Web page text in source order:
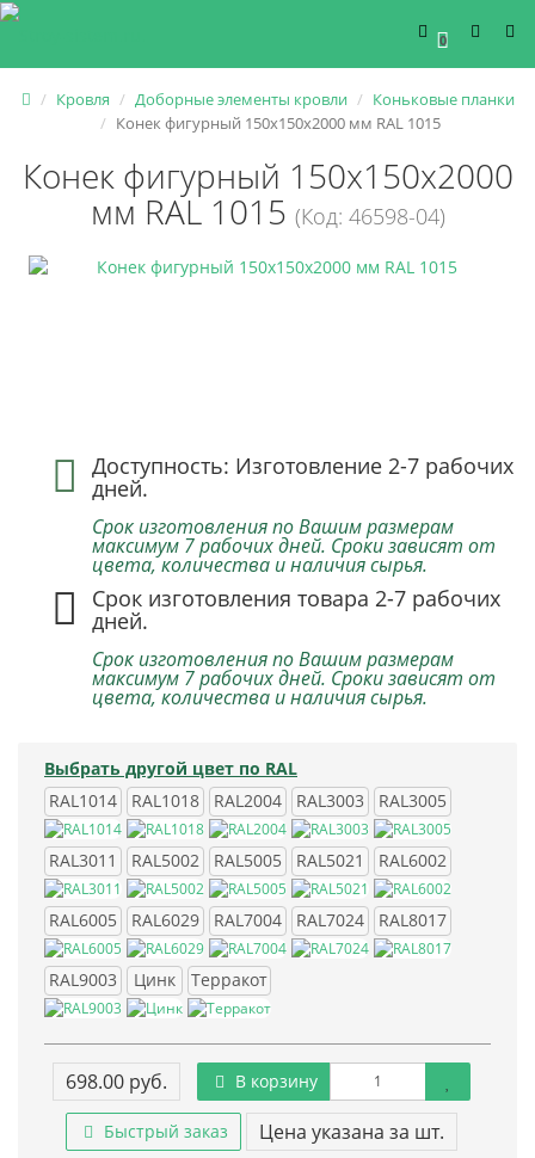
0
Кровля Доборные элементы кровли
Коньковые планки
Конек фигурный 150х150х2000 мм RAL 1015
Конек фигурный 150х150х2000
мм RAL 1015 (Код: 46598-04)
Доступность: Изготовление 2-7 рабочих
дней.
Срок изготовления по Вашим размерам
максимум 7 рабочих дней. Сроки зависят от
цвета, количества и наличия сырья.
Срок изготовления товара 2-7 рабочих
дней.
Срок изготовления по Вашим размерам
максимум 7 рабочих дней. Сроки зависят от
цвета, количества и наличия сырья.
Выбрать другой цвет по RAL
RAL1014
RAL1018 RAL2004 RAL3003 RAL3005
RAL3011 RAL5002 RAL5005 RAL5021 RAL6002
RAL6005 RAL6029 RAL7004 RAL7024 RAL8017
RAL9003 Цинк Терракот
698.00 руб. В корзину
Быстрый заказ Цена указана за шт.